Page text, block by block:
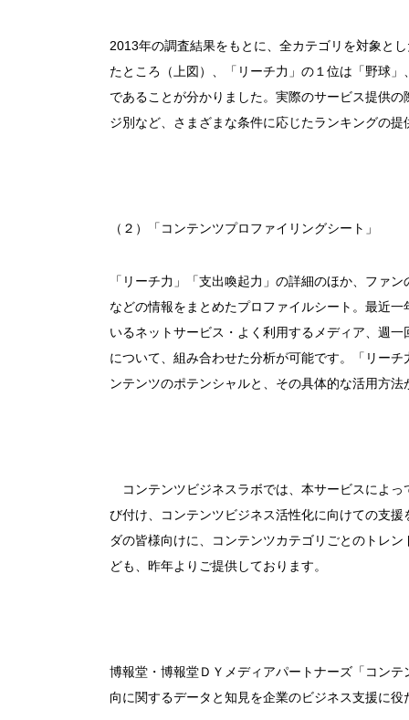
2013年の調査結果をもとに、全カテゴリを対象と
たところ（上図）、「リーチ力」の１位は「野球
であることが分かりました。実際のサービス提供
ジ別など、さまざまな条件に応じたランキングの提
（２）「コンテンツプロファイリングシート」
「リーチ力」「支出喚起力」の詳細のほか、ファ
などの情報をまとめたプロファイルシート。最近
いるネットサービス・よく利用するメディア、週
について、組み合わせた分析が可能です。「リー
ンテンツのポテンシャルと、その具体的な活用方
コンテンツビジネスラボでは、本サービスによ
び付け、コンテンツビジネス活性化に向けての支
ダの皆様向けに、コンテンツカテゴリごとのトレ
ども、昨年よりご提供しております。
博報堂・博報堂ＤＹメディアパートナーズ「コン
向に関するデータと知見を企業のビジネス支援に